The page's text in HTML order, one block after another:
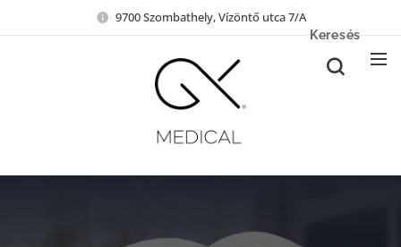
9700 Szombathely, Vízöntő utca 7/A
Keresés